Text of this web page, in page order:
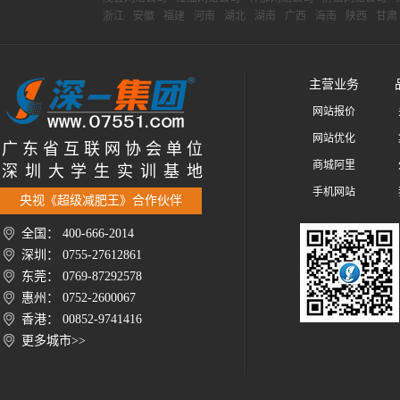
浙江
安徽 福建 河南 湖北 湖南 广西 海南 陕西 甘肃
广 东 省 互 联 网 协 会 单 位
深 圳 大 学 生 实 训 基 地
央视《超级减肥王》合作伙伴
全国： 400-666-2014
深圳： 0755-27612861
东莞： 0769-87292578
惠州： 0752-2600067
香港： 00852-9741416
更多城市>>
主营业务
网站报价
网站优化
商城阿里
手机网站